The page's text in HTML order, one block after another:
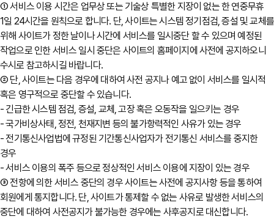
① 서비스 이용 시간은 업무상 또는 기술상 특별한 지장이 없는 한 연중무휴
1일 24시간을 원칙으로 합니다. 단, 사이트는 시스템 정기점검, 증설 및 교체를
위해 사이트가 정한 날이나 시간에 서비스를 일시중단 할 수 있으며 예정된
작업으로 인한 서비스 일시 중단은 사이트의 홈페이지에 사전에 공지하오니
수시로 참고하시길 바랍니다.
② 단, 사이트는 다음 경우에 대하여 사전 공지나 예고 없이 서비스를 일시적
혹은 영구적으로 중단할 수 있습니다.
- 긴급한 시스템 점검, 증설, 교체, 고장 혹은 오동작을 일으키는 경우
- 국가비상사태, 정전, 천재지변 등의 불가항력적인 사유가 있는 경우
- 전기통신사업법에 규정된 기간통신사업자가 전기통신 서비스를 중지한
경우
- 서비스 이용의 폭주 등으로 정상적인 서비스 이용에 지장이 있는 경우
③ 전항에 의한 서비스 중단의 경우 사이트는 사전에 공지사항 등을 통하여
회원에게 통지합니다. 단, 사이트가 통제할 수 없는 사유로 발생한 서비스의
중단에 대하여 사전공지가 불가능한 경우에는 사후공지로 대신합니다.